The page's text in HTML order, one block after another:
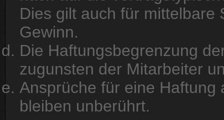
Dies gilt auch für mittelbare
Gewinn.
Die Haftungsbegrenzung
zugunsten der Mitarbeiter
Ansprüche für eine
bleiben unberührt.